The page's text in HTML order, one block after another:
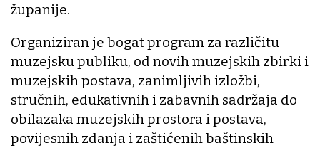
županije.
Organiziran je bogat program za različitu
muzejsku publiku, od novih muzejskih zbirki i
muzejskih postava, zanimljivih izložbi,
stručnih, edukativnih i zabavnih sadržaja do
obilazaka muzejskih prostora i postava,
povijesnih zdanja i zaštićenih baštinskih